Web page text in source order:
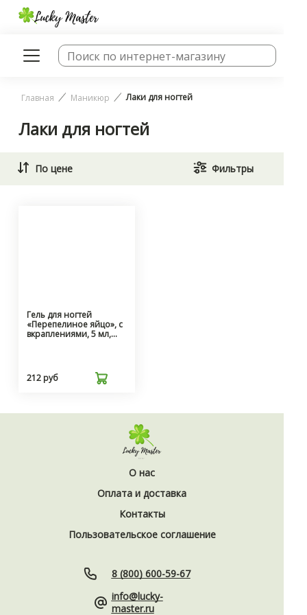
Главная Маникюр Лаки для ногтей
Лаки для ногтей
По цене Фильтры
Гель для ногтей
«Перепелиное яйцо», с
вкраплениями, 5 мл,
212 руб
О нас
Оплата и доставка
Контакты
Пользовательское соглашение
8 (800) 600-59-67
info@lucky-
master.ru